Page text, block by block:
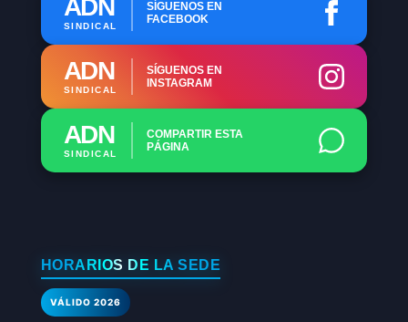
ADN
SINDICAL
SÍGUENOS EN
FACEBOOK
ADN
SINDICAL
SÍGUENOS EN
INSTAGRAM
ADN
SINDICAL
COMPARTIR ESTA
PÁGINA
HORARIOS DE LA SEDE
VÁLIDO 2026